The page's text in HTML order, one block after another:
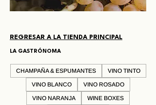
LA GASTRÓNOMA
CHAMPAÑA & ESPUMANTES
VINO TINTO
VINO BLANCO
VINO ROSADO
VINO NARANJA
WINE BOXES
REGRESAR A LA TIENDA PRINCIPAL